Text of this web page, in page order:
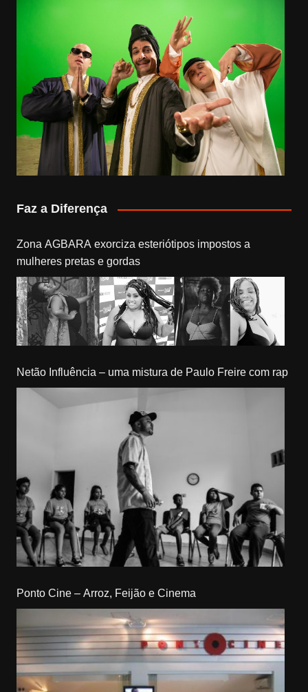
Faz a Diferença
Zona AGBARA exorciza esteriótipos impostos a
mulheres pretas e gordas
Netão Influência – uma mistura de Paulo Freire com rap
Ponto Cine – Arroz, Feijão e Cinema